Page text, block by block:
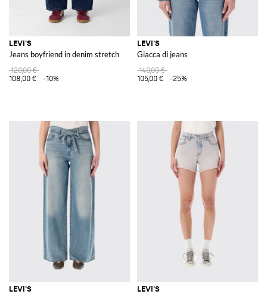
LEVI'S
Jeans boyfriend in denim stretch
120,00 €
108,00 €
-10%
LEVI'S
Giacca di jeans
140,00 €
105,00 €
-25%
LEVI'S LEVI'S